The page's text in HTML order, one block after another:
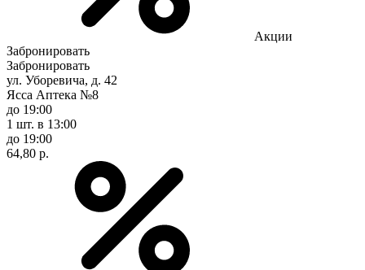
Акции
Забронировать
Забронировать
ул. Уборевича, д. 42
Ясса Аптека №8
до 19:00
1 шт. в 13:00
до 19:00
64,80 р.